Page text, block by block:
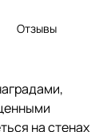
Отзывы
на стенах